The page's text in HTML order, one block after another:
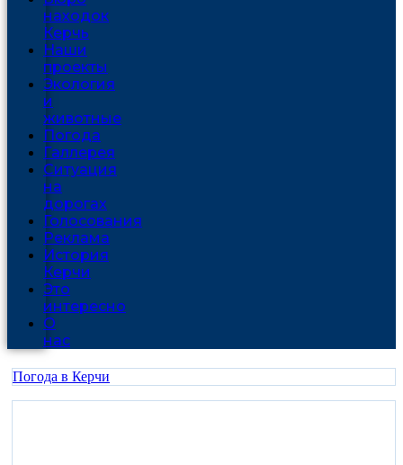
находок
Керчь
Наши
проекты
Экология
и
животные
Погода
Галлерея
Ситуация
на
дорогах
Голосования
Реклама
История
Керчи
Это
интересно
О
нас
Погода в Керчи